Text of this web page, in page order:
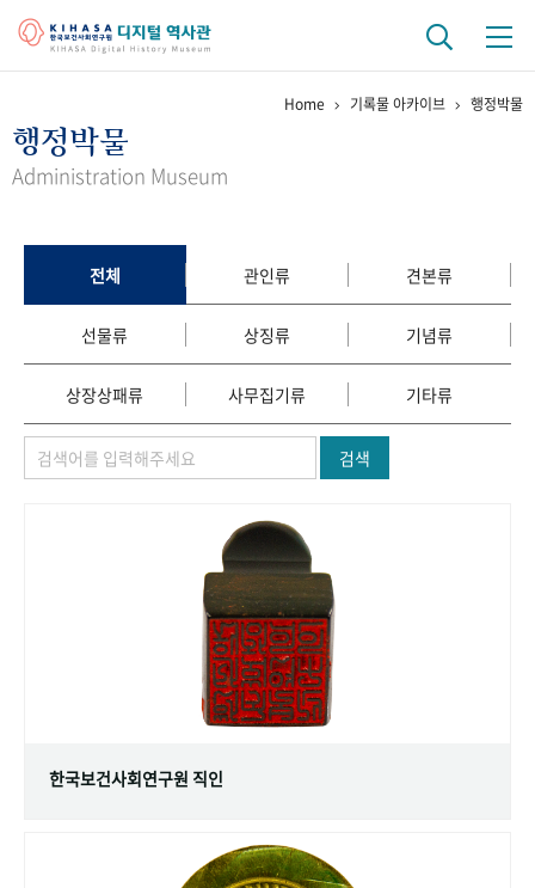
걸어온 길 기관 변천사
정책과 연구 키워드로 보는 연구 역사
연구자들
간행물 변천사
기록물 아카이브
사진 아카이브 문서 기록물 행정박물 영상 기록물
숫자로 보는 50년 50+1
Home 기록물 아카이브 행정박물
행정박물
Administration Museum
전체 관인류 견본류
선물류 상징류 기념류
상장상패류 사무집기류 기타류
검색
한국보건사회연구원 직인